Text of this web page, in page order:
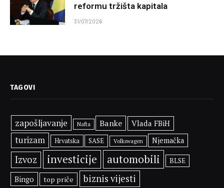
reformu tržišta kapitala
31/07/2026
TAGOVI
zapošljavanje Nafta Banke Vlada FBiH
turizam Hrvatska SASE Volkswagen Njemačka
Izvoz investicije automobili BLSE
Bingo top priče biznis vijesti